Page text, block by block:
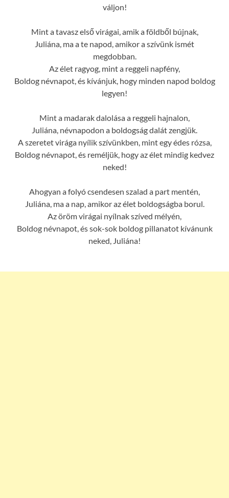
váljon!
Mint a tavasz első virágai, amik a földből bújnak,
Juliána, ma a te napod, amikor a szívünk ismét
megdobban.
Az élet ragyog, mint a reggeli napfény,
Boldog névnapot, és kívánjuk, hogy minden napod boldog
legyen!
Mint a madarak dalolása a reggeli hajnalon,
Juliána, névnapodon a boldogság dalát zengjük.
A szeretet virága nyílik szívünkben, mint egy édes rózsa,
Boldog névnapot, és reméljük, hogy az élet mindig kedvez
neked!
Ahogyan a folyó csendesen szalad a part mentén,
Juliána, ma a nap, amikor az élet boldogságba borul.
Az öröm virágai nyílnak szíved mélyén,
Boldog névnapot, és sok-sok boldog pillanatot kívánunk
neked, Juliána!